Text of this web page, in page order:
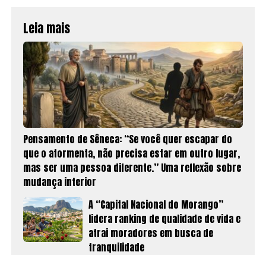
Leia mais
Pensamento de Sêneca: “Se você quer escapar do
que o atormenta, não precisa estar em outro lugar,
mas ser uma pessoa diferente.” Uma reflexão sobre
mudança interior
A “Capital Nacional do Morango”
lidera ranking de qualidade de vida e
atrai moradores em busca de
tranquilidade